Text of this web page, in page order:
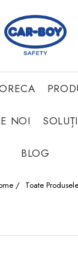
NOI
BLOG
/ Toate Produsele